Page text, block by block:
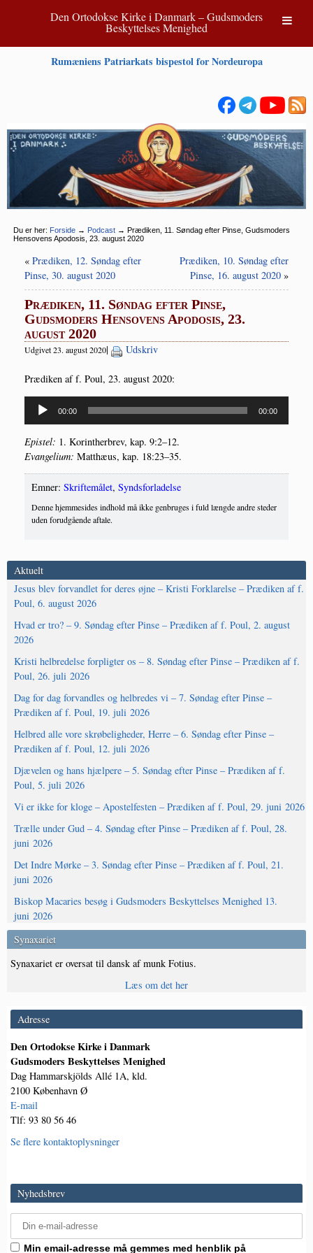
Den Ortodokse Kirke i Danmark – Gudsmoders
Beskyttelses Menighed
Rumæniens Patriarkats bispestol for Nordeuropa
Du er her: Forside → Podcast → Prædiken, 11. Søndag efter Pinse, Gudsmoders
Hensovens Apodosis, 23. august 2020
« Prædiken, 12. Søndag efter
Pinse, 30. august 2020
Prædiken, 10. Søndag efter
Pinse, 16. august 2020 »
Prædiken, 11. Søndag efter Pinse,
Gudsmoders Hensovens Apodosis, 23.
august 2020
Udgivet 23. august 2020| Udskriv
Præ­di­ken af f. Poul, 23. august 2020:
Lydafspiller
00:00 00:00
Epi­stel: 1. Kor­int­her­brev, kap. 9:2–12.
Evan­ge­li­um: Mat­t­hæus, kap. 18:23–35.
Emner: Skriftemålet, Syndsforladelse
Denne hjemmesides indhold må ikke genbruges i fuld længde andre steder
uden forudgående aftale.
Aktuelt
Jesus blev forvandlet for deres øjne – Kristi Forklarelse – Prædiken af f.
Poul, 6. august 2026
Hvad er tro? – 9. Søndag efter Pinse – Prædiken af f. Poul, 2. august
2026
Kristi helbredelse forpligter os – 8. Søndag efter Pinse – Prædiken af f.
Poul, 26. juli 2026
Dag for dag forvandles og helbredes vi – 7. Søndag efter Pinse –
Prædiken af f. Poul, 19. juli 2026
Helbred alle vore skrøbeligheder, Herre – 6. Søndag efter Pinse –
Prædiken af f. Poul, 12. juli 2026
Djævelen og hans hjælpere – 5. Søndag efter Pinse – Prædiken af f.
Poul, 5. juli 2026
Vi er ikke for kloge – Apostelfesten – Prædiken af f. Poul, 29. juni 2026
Trælle under Gud – 4. Søndag efter Pinse – Prædiken af f. Poul, 28.
juni 2026
Det Indre Mørke – 3. Søndag efter Pinse – Prædiken af f. Poul, 21.
juni 2026
Biskop Macaries besøg i Gudsmoders Beskyttelses Menighed 13.
juni 2026
Synaxariet
Synaxariet er oversat til dansk af munk Fotius.
Læs om det her
Adresse
Den Ortodokse Kirke i Danmark
Gudsmoders Beskyttelses Menighed
Dag Hammarskjölds Allé 1A, kld.
2100 København Ø
E-mail
Tlf: 93 80 56 46
Se flere kontaktoplysninger
Nyhedsbrev
Min email-adresse må gemmes med henblik på